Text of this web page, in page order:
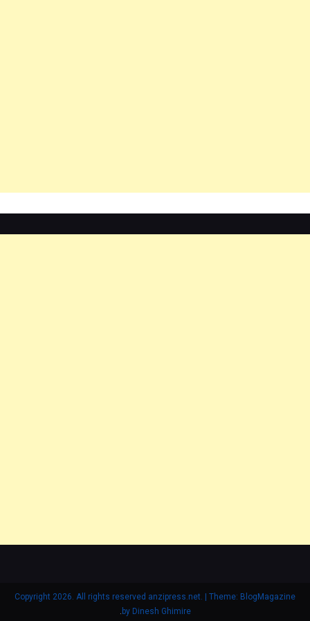
Copyright 2026. All rights reserved anzipress.net. | Theme: BlogMagazine
by Dinesh Ghimire